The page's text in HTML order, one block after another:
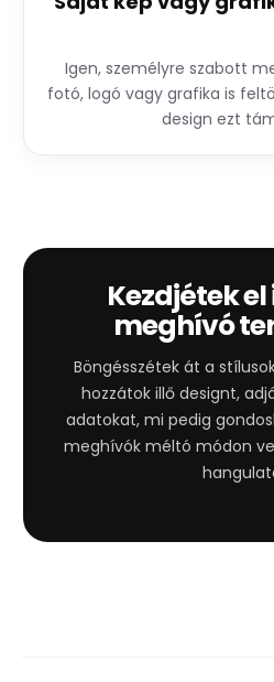
Igen, személyre szabott
fotó, logó vagy grafika is
design ezt
Kezdjétek
meghívó
Böngésszétek át a
hozzátok illő designt,
adatokat, mi pedig
meghívók méltó módon